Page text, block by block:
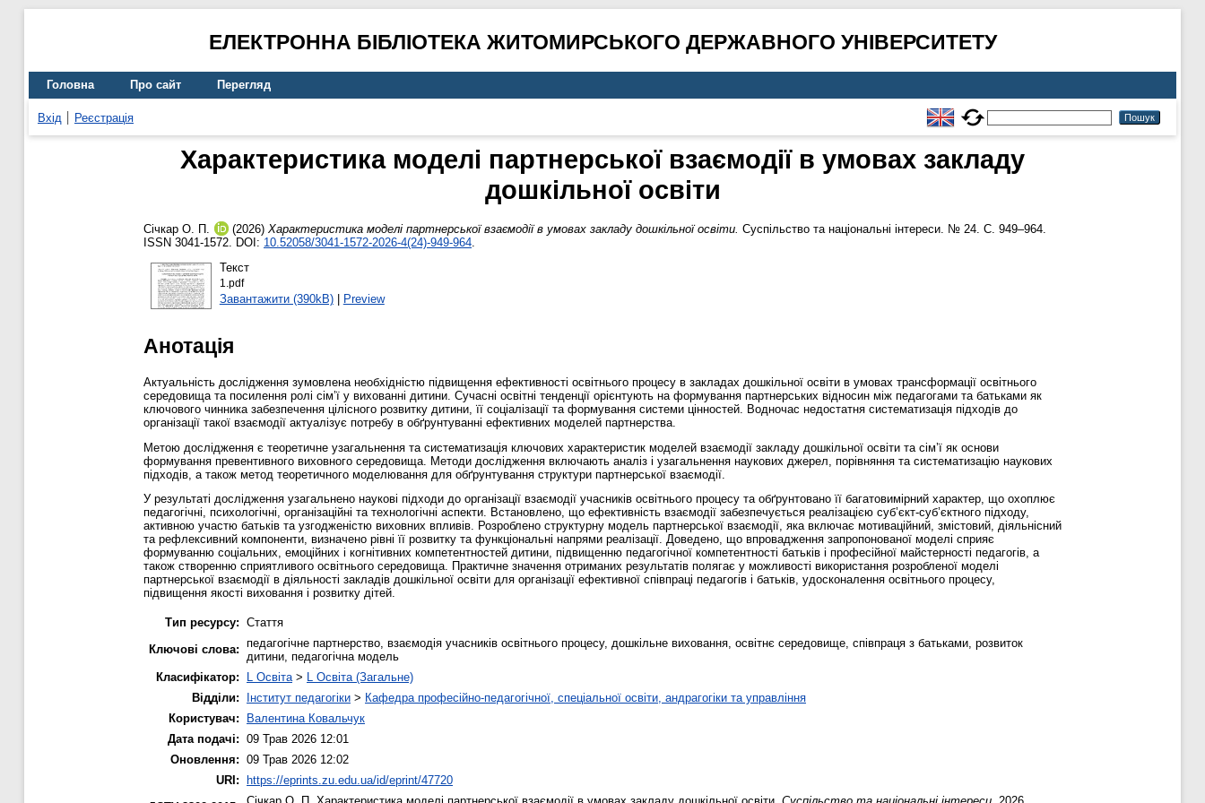
ЕЛЕКТРОННА БІБЛІОТЕКА ЖИТОМИРСЬКОГО ДЕРЖАВНОГО УНІВЕРСИТЕТУ
Головна Про сайт Перегляд
Вхід Реєстрація
Характеристика моделі партнерської взаємодії в умовах закладу
дошкільної освіти
Січкар О. П. (2026) Характеристика моделі партнерської взаємодії в умовах закладу дошкільної освіти. Суспільство та національні інтереси. № 24. С. 949–964.
ISSN 3041-1572. DOI: 10.52058/3041-1572-2026-4(24)-949-964.
Текст
1.pdf
Завантажити (390kB)| Preview
Анотація
Актуальність дослідження зумовлена необхідністю підвищення ефективності освітнього процесу в закладах дошкільної освіти в умовах трансформації освітнього
середовища та посилення ролі сім’ї у вихованні дитини. Сучасні освітні тенденції орієнтують на формування партнерських відносин між педагогами та батьками як
ключового чинника забезпечення цілісного розвитку дитини, її соціалізації та формування системи цінностей. Водночас недостатня систематизація підходів до
організації такої взаємодії актуалізує потребу в обґрунтуванні ефективних моделей партнерства.
Метою дослідження є теоретичне узагальнення та систематизація ключових характеристик моделей взаємодії закладу дошкільної освіти та сім’ї як основи
формування превентивного виховного середовища. Методи дослідження включають аналіз і узагальнення наукових джерел, порівняння та систематизацію наукових
підходів, а також метод теоретичного моделювання для обґрунтування структури партнерської взаємодії.
У результаті дослідження узагальнено наукові підходи до організації взаємодії учасників освітнього процесу та обґрунтовано її багатовимірний характер, що охоплює
педагогічні, психологічні, організаційні та технологічні аспекти. Встановлено, що ефективність взаємодії забезпечується реалізацією суб’єкт-суб’єктного підходу,
активною участю батьків та узгодженістю виховних впливів. Розроблено структурну модель партнерської взаємодії, яка включає мотиваційний, змістовий, діяльнісний
та рефлексивний компоненти, визначено рівні її розвитку та функціональні напрями реалізації. Доведено, що впровадження запропонованої моделі сприяє
формуванню соціальних, емоційних і когнітивних компетентностей дитини, підвищенню педагогічної компетентності батьків і професійної майстерності педагогів, а
також створенню сприятливого освітнього середовища. Практичне значення отриманих результатів полягає у можливості використання розробленої моделі
партнерської взаємодії в діяльності закладів дошкільної освіти для організації ефективної співпраці педагогів і батьків, удосконалення освітнього процесу,
підвищення якості виховання і розвитку дітей.
Тип ресурсу: Стаття
Ключові слова: педагогічне партнерство, взаємодія учасників освітнього процесу, дошкільне виховання, освітнє середовище, співпраця з батьками, розвиток
дитини, педагогічна модель
Класифікатор:
L Освіта> L Освіта (Загальне)
Відділи:
Інститут педагогіки > Кафедра професійно-педагогічної, спеціальної освіти, андрагогіки та управління
Користувач:
Валентина Ковальчук
Дата подачі: 09 Трав 2026 12:01
Оновлення: 09 Трав 2026 12:02
URI:
https://eprints.zu.edu.ua/id/eprint/47720